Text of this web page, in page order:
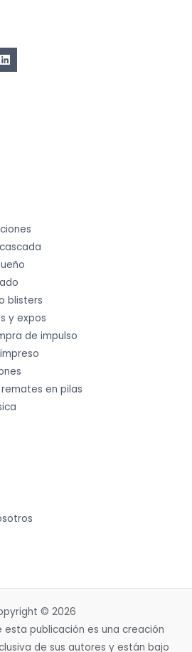
blisters
y expos
de impulso
en pilas
© 2026
publicación es una creación
de sus autores y están bajo